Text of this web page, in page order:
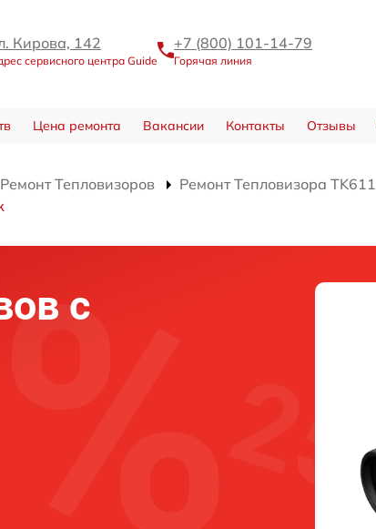
Кирова, 142
сервисного центра Guide
+7 (800) 101-14-79
Горячая линия
Цена ремонта Вакансии Контакты Отзывы
Ремонт Тепловизоров
Ремонт Тепловизора TK611
с